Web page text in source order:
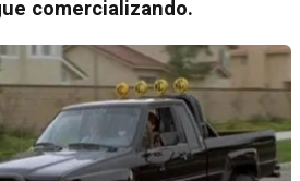
comercializando.